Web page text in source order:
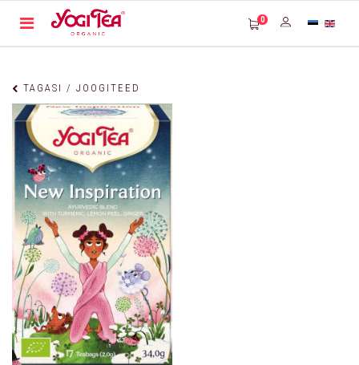
0
TAGASI / JOOGITEED